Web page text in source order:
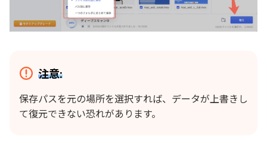
注意:
保存パスを元の場所を選択すれば、データが上書きし
て復元できない恐れがあります。